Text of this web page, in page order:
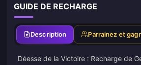
GUIDE DE RECHARGE
Description Parrainez et
Déesse de la Victoire : Recharge de